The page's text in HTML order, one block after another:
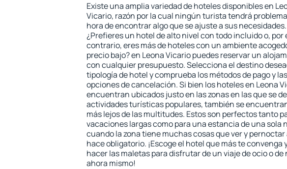
Existe una amplia variedad de hoteles disponibles en
Vicario, razón por la cual ningún turista tendrá
hora de encontrar algo que se ajuste a sus necesidades.
¿Prefieres un hotel de alto nivel con todo incluido o, por
contrario, eres más de hoteles con un ambiente
precio bajo? en Leona Vicario puedes reservar un
con cualquier presupuesto. Selecciona el destino
tipología de hotel y comprueba los métodos de pago y las
opciones de cancelación. Si bien los hoteles en Leona
encuentran ubicados justo en las zonas en las que se
actividades turísticas populares, también se
más lejos de las multitudes. Estos son perfectos tanto
vacaciones largas como para una estancia de una sola
cuando la zona tiene muchas cosas que ver y pernoctar
hace obligatorio. ¡Escoge el hotel que más te convenga
hacer las maletas para disfrutar de un viaje de ocio o de
ahora mismo!